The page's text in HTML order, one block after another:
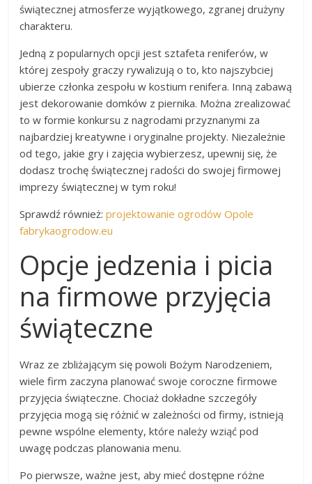
świątecznej atmosferze wyjątkowego, zgranej drużyny
charakteru.
Jedną z popularnych opcji jest sztafeta reniferów, w
której zespoły graczy rywalizują o to, kto najszybciej
ubierze członka zespołu w kostium renifera. Inną zabawą
jest dekorowanie domków z piernika. Można zrealizować
to w formie konkursu z nagrodami przyznanymi za
najbardziej kreatywne i oryginalne projekty. Niezależnie
od tego, jakie gry i zajęcia wybierzesz, upewnij się, że
dodasz trochę świątecznej radości do swojej firmowej
imprezy świątecznej w tym roku!
Sprawdź również:projektowanie ogrodów Opole
fabrykaogrodow.eu
Opcje jedzenia i picia
na firmowe przyjęcia
świąteczne
Wraz ze zbliżającym się powoli Bożym Narodzeniem,
wiele firm zaczyna planować swoje coroczne firmowe
przyjęcia świąteczne. Chociaż dokładne szczegóły
przyjęcia mogą się różnić w zależności od firmy, istnieją
pewne wspólne elementy, które należy wziąć pod
uwagę podczas planowania menu.
Po pierwsze, ważne jest, aby mieć dostępne różne